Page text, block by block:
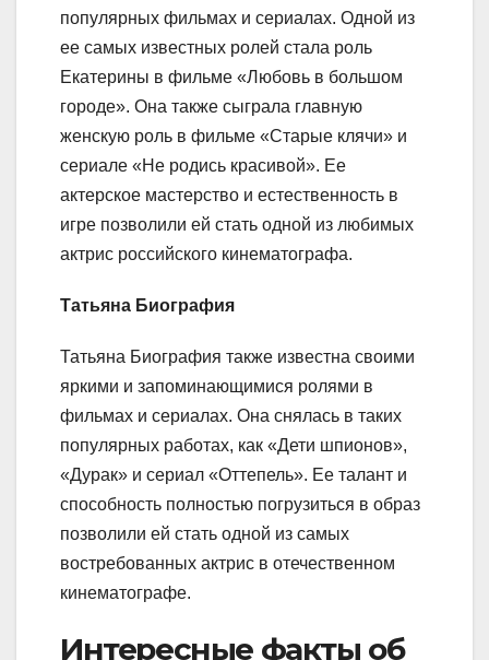
популярных фильмах и сериалах. Одной из
ее самых известных ролей стала роль
Екатерины в фильме «Любовь в большом
городе». Она также сыграла главную
женскую роль в фильме «Старые клячи» и
сериале «Не родись красивой». Ее
актерское мастерство и естественность в
игре позволили ей стать одной из любимых
актрис российского кинематографа.
Татьяна Биография
Татьяна Биография также известна своими
яркими и запоминающимися ролями в
фильмах и сериалах. Она снялась в таких
популярных работах, как «Дети шпионов»,
«Дурак» и сериал «Оттепель». Ее талант и
способность полностью погрузиться в образ
позволили ей стать одной из самых
востребованных актрис в отечественном
кинематографе.
Интересные факты об